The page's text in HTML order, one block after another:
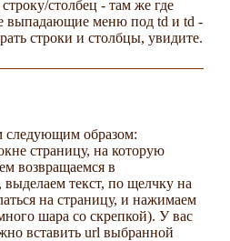
столбец - там же где
выпадающие меню под td и td -
строки и столбцы, увидите.
следующим образом:
страницу, на которую
возвращаемся в
выделаем текст, по щелчку на
на страницу, и нажимаем
шара со скрепкой). У вас
вставить url выбранной